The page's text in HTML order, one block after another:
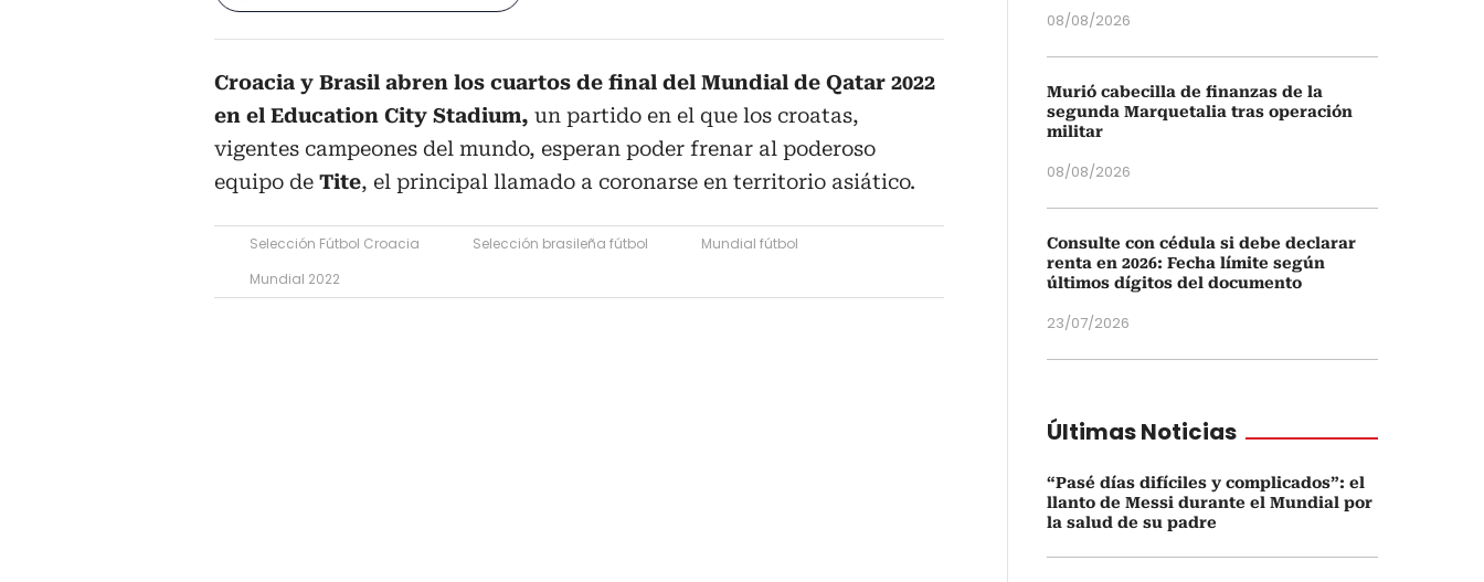
Croacia y Brasil abren los cuartos de final del Mundial de Qatar 2022
en el Education City Stadium, un partido en el que los croatas,
vigentes campeones del mundo, esperan poder frenar al poderoso
equipo de Tite, el principal llamado a coronarse en territorio asiático.
Selección Fútbol Croacia Selección brasileña fútbol
Mundial fútbol
Mundial 2022
08/08/2026
Murió cabecilla de finanzas de la
segunda Marquetalia tras operación
militar
08/08/2026
Consulte con cédula si debe declarar
renta en 2026: Fecha límite según
últimos dígitos del documento
23/07/2026
Últimas Noticias
“Pasé días difíciles y complicados”: el
llanto de Messi durante el Mundial por
la salud de su padre